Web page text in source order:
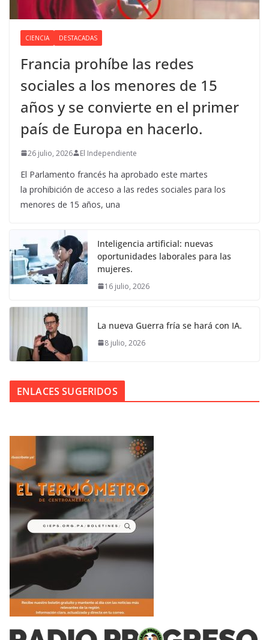
CIENCIA DESTACADAS
Francia prohíbe las redes
sociales a los menores de 15
años y se convierte en el primer
país de Europa en hacerlo.
26 julio, 2026 El Independiente
El Parlamento francés ha aprobado este martes
la prohibición de acceso a las redes sociales para los
menores de 15 años, una
Inteligencia artificial: nuevas
oportunidades laborales para las
mujeres.
16 julio, 2026
La nueva Guerra fría se hará con IA.
8 julio, 2026
ENLACES SUGERIDOS